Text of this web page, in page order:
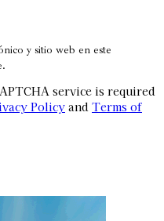
y sitio web en este
service is required
Policyand Terms of